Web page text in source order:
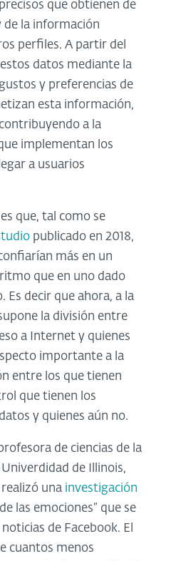
que obtienen de
de la información
perfiles. A partir del
datos mediante la
y preferencias de
esta información,
a la
implementan los
a usuarios
que, tal como se
publicado en 2018,
más en un
que en uno dado
Es decir que ahora, a la
la división entre
a Internet y quienes
importante a la
entre los que tienen
que tienen los
y quienes aún no.
de ciencias de la
de Illinois,
una investigación
las emociones” que se
de Facebook. El
cuantos menos